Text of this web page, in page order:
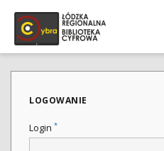
LOGOWANIE
Login *